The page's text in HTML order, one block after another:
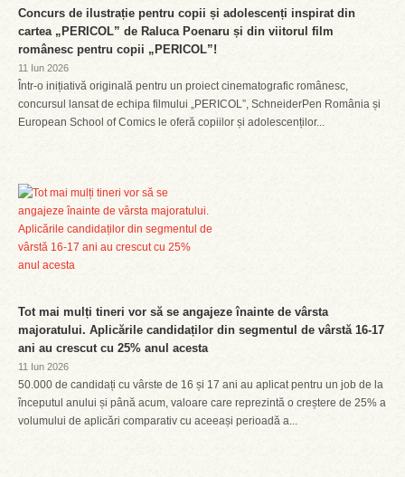
Concurs de ilustrație pentru copii și adolescenți inspirat din
cartea „PERICOL” de Raluca Poenaru și din viitorul film
românesc pentru copii „PERICOL”!
11 Iun 2026
Într-o inițiativă originală pentru un proiect cinematografic românesc,
concursul lansat de echipa filmului „PERICOL”, SchneiderPen România și
European School of Comics le oferă copiilor și adolescenților...
Tot mai mulți tineri vor să se angajeze înainte de vârsta
majoratului. Aplicările candidaților din segmentul de vârstă 16-17
ani au crescut cu 25% anul acesta
11 Iun 2026
50.000 de candidați cu vârste de 16 și 17 ani au aplicat pentru un job de la
începutul anului și până acum, valoare care reprezintă o creștere de 25% a
volumului de aplicări comparativ cu aceeași perioadă a...